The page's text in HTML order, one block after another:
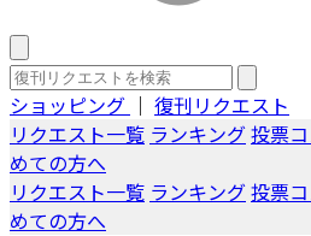
ショッピング ｜ 復刊リクエスト
リクエスト一覧 ランキング投票
めての方へ
リクエスト一覧 ランキング投票
めての方へ